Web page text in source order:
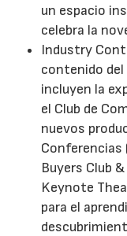
un espacio
celebra la
Industry
contenido
incluyen la
el Club de
nuevos
Conferencias
Buyers Club
Keynote
para el